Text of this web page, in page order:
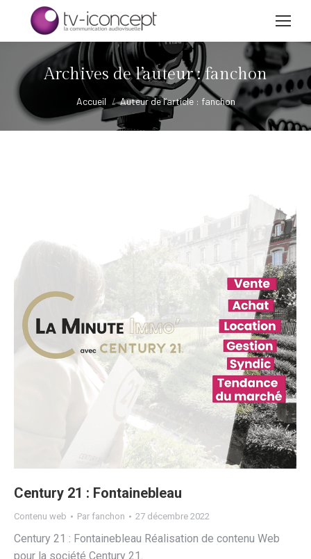
Archives de l’auteur :fanchon
Vous êtes ici :
Accueil Auteur de l’article : fanchon
Century 21 : Fontainebleau
Contenu web Par fanchon 27 décembre 2022
Century 21 : Fontainebleau Réalisation de contenu Web
pour la société Century 21.